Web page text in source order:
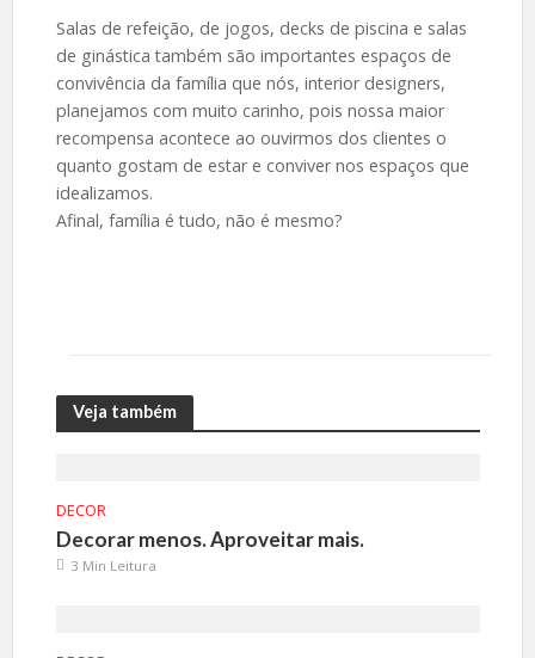
Salas de refeição, de jogos, decks de piscina e salas
de ginástica também são importantes espaços de
convivência da família que nós, interior designers,
planejamos com muito carinho, pois nossa maior
recompensa acontece ao ouvirmos dos clientes o
quanto gostam de estar e conviver nos espaços que
idealizamos.
Afinal, família é tudo, não é mesmo?
Veja também
DECOR
Decorar menos. Aproveitar mais.
3 Min Leitura